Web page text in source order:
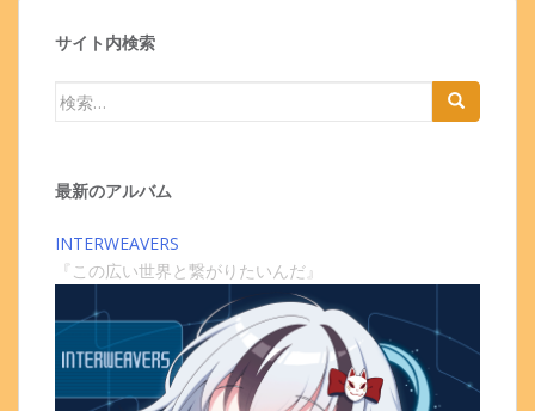
サイト内検索
検
最新のアルバム
INTERWEAVERS
『この広い世界と繋がりたいんだ』